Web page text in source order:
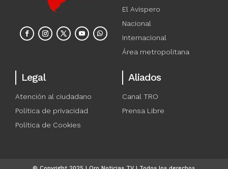
El Avispero
Nacional
Internacional
Área metropolitana
Legal
Atención al ciudadano
Política de privacidad
Política de Cookies
Aliados
Canal TRO
Prensa Libre